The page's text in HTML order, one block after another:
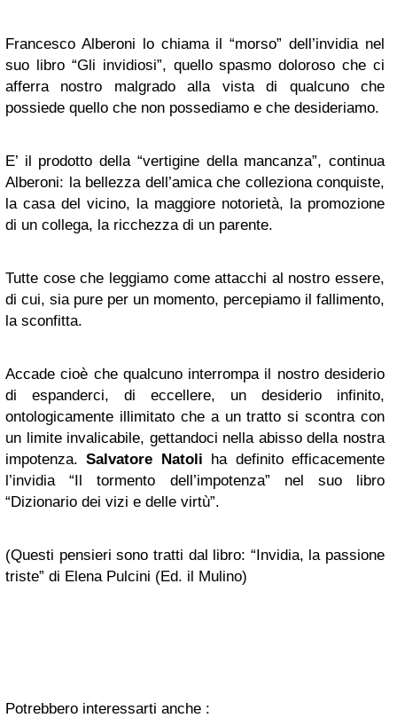
Francesco Alberoni lo chiama il “morso” dell’invidia nel
suo libro “Gli invidiosi”, quello spasmo doloroso che ci
afferra nostro malgrado alla vista di qualcuno che
possiede quello che non possediamo e che desideriamo.
E’ il prodotto della “vertigine della mancanza”, continua
Alberoni: la bellezza dell’amica che colleziona conquiste,
la casa del vicino, la maggiore notorietà, la promozione
di un collega, la ricchezza di un parente.
Tutte cose che leggiamo come attacchi al nostro essere,
di cui, sia pure per un momento, percepiamo il fallimento,
la sconfitta.
Accade cioè che qualcuno interrompa il nostro desiderio
di espanderci, di eccellere, un desiderio infinito,
ontologicamente illimitato che a un tratto si scontra con
un limite invalicabile, gettandoci nella abisso della nostra
impotenza.Salvatore Natoli ha definito efficacemente
l’invidia “Il tormento dell’impotenza” nel suo libro
“Dizionario dei vizi e delle virtù”.
(Questi pensieri sono tratti dal libro: “Invidia, la passione
triste” di Elena Pulcini (Ed. il Mulino)
Potrebbero interessarti anche :